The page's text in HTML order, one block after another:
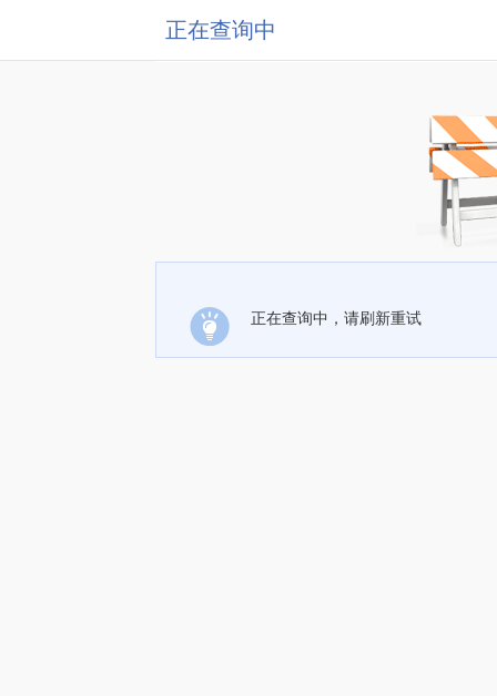
正在查询中
正在查询中，请刷新重试